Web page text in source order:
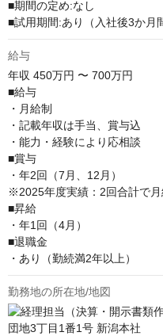
■期間の定め:なし
■試用期間:あり（入社後3か月
給与
年収 450万円 〜 700万円
■給与
・月給制
・記載年収は手当、賞与込
・能力・経験により応相談
■賞与
・年2回（7月、12月）
※2025年度実績：2回合計で
■昇給
・年1回（4月）
■退職金
・あり（勤続満2年以上）
勤務地の所在地/地図